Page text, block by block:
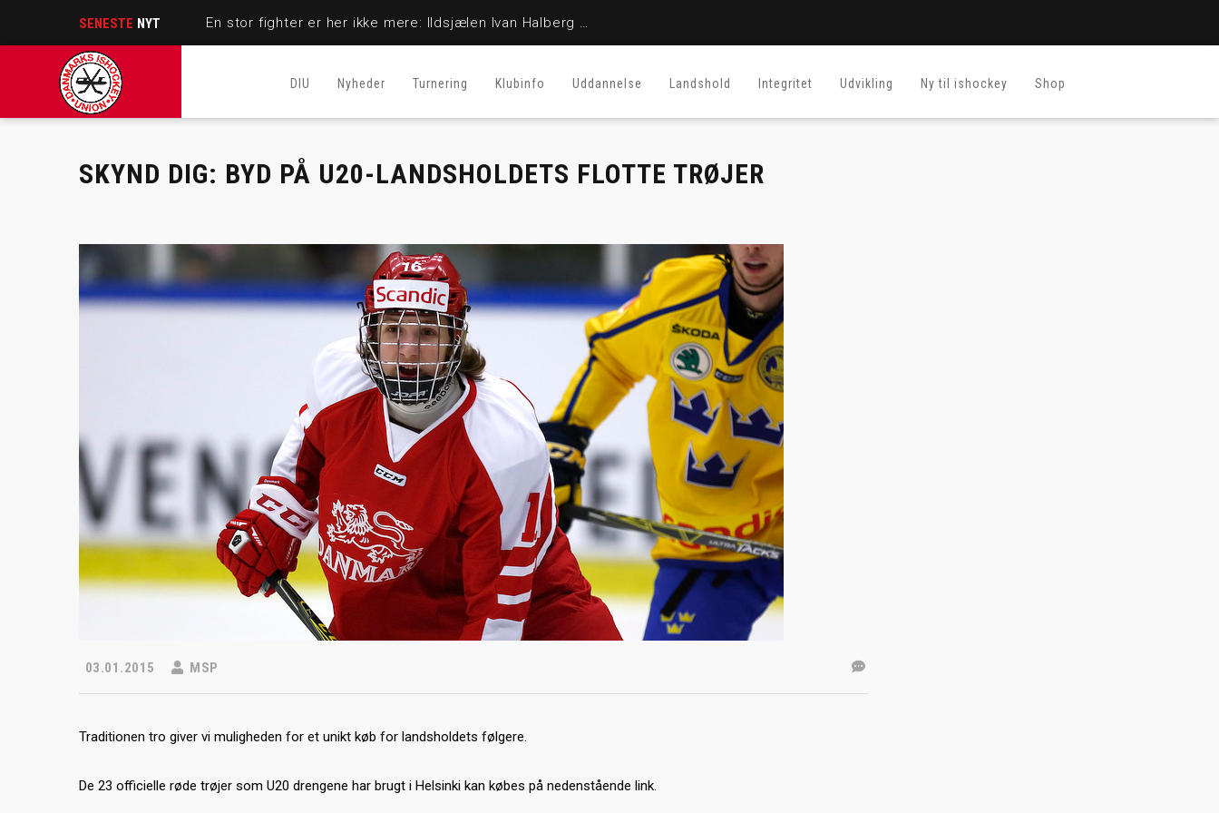
SENESTE NYT En stor fighter er her ikke mere: Ildsjælen Ivan Halberg er afgået ved døden
DIU Nyheder Turnering Klubinfo Uddannelse Landshold Integritet Udvikling Ny til ishockey Shop
SKYND DIG: BYD PÅ U20-LANDSHOLDETS FLOTTE TRØJER
03.01.2015 MSP
Traditionen tro giver vi muligheden for et unikt køb for landsholdets følgere.
De 23 officielle røde trøjer som U20 drengene har brugt i Helsinki kan købes på nedenstående link.